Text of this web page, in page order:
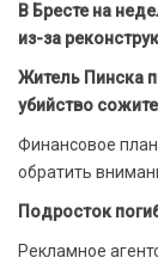
В Бресте на
из-за
Житель Пинска
убийство
Финансовое
обратить
Подросток
Рекламное